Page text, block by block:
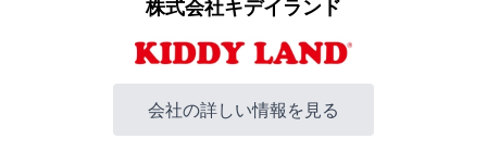
株式会社キデイランド
会社の詳しい情報を見る